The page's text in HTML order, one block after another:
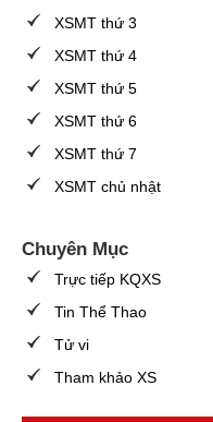
XSMT thứ 3
XSMT thứ 4
XSMT thứ 5
XSMT thứ 6
XSMT thứ 7
XSMT chủ nhật
Chuyên Mục
Trực tiếp KQXS
Tin Thể Thao
Tử vi
Tham khảo XS